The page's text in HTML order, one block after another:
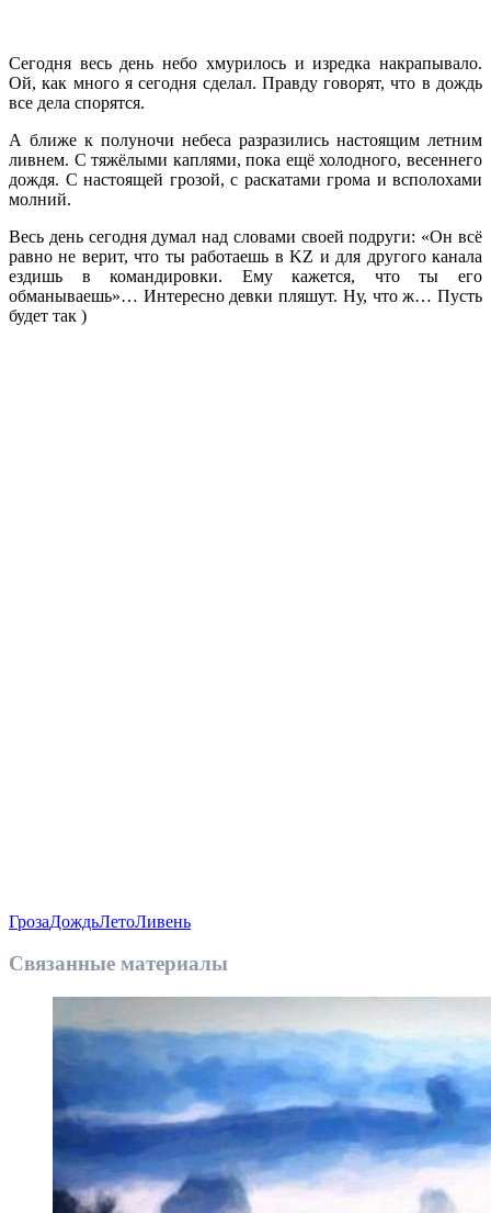
Сегодня весь день небо хмурилось и изредка накрапывало.
Ой, как много я сегодня сделал. Правду говорят, что в дождь
все дела спорятся.
А ближе к полуночи небеса разразились настоящим летним
ливнем. С тяжёлыми каплями, пока ещё холодного, весеннего
дождя. С настоящей грозой, с раскатами грома и всполохами
молний.
Весь день сегодня думал над словами своей подруги: «Он всё
равно не верит, что ты работаешь в KZ и для другого канала
ездишь в командировки. Ему кажется, что ты его
обманываешь»… Интересно девки пляшут. Ну, что ж… Пусть
будет так )
ГрозаДождьЛетоЛивень
Связанные материалы